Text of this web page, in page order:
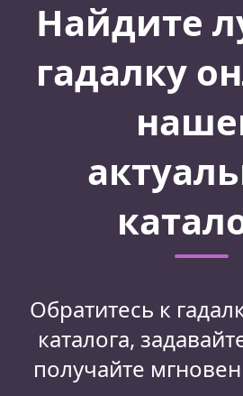
Найдите
гадалку
Обратитесь к
каталога,
получайте